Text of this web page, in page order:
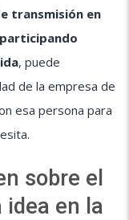
transmisión en
, puede
de la empresa de
esa persona para
sobre el
en la